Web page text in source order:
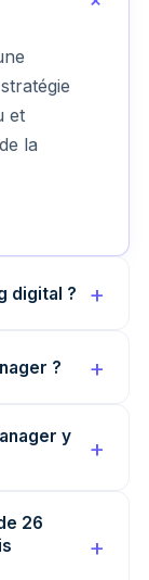
et
la
digital ?
?
y
26